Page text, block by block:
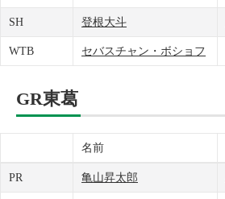
SH 登根大斗
WTB セバスチャン・ボショフ
GR東葛
名前
PR 亀山昇太郎